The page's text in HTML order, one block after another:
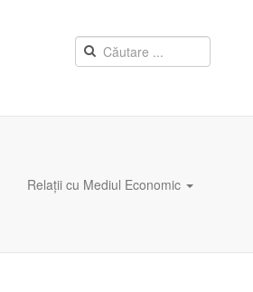
Relații cu Mediul Economic